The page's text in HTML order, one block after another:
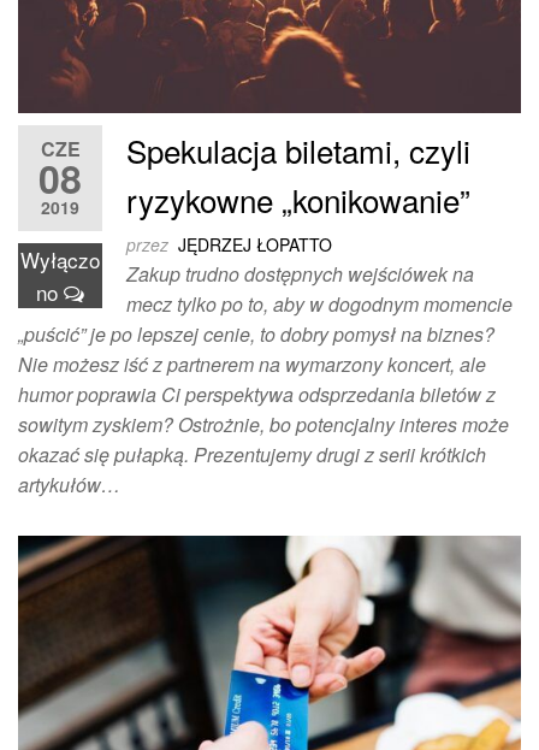
CZE
08
2019
Wyłączo
no
Spekulacja biletami, czyli
ryzykowne „konikowanie”
przez JĘDRZEJ ŁOPATTO
Zakup trudno dostępnych wejściówek na
mecz tylko po to, aby w dogodnym momencie
„puścić” je po lepszej cenie, to dobry pomysł na biznes?
Nie możesz iść z partnerem na wymarzony koncert, ale
humor poprawia Ci perspektywa odsprzedania biletów z
sowitym zyskiem? Ostrożnie, bo potencjalny interes może
okazać się pułapką. Prezentujemy drugi z serii krótkich
artykułów…